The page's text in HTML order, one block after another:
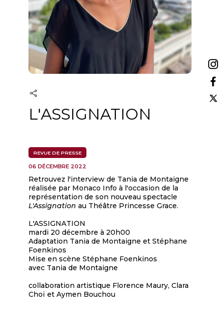
L'ASSIGNATION
REVUE DE PRESSE
06 DÉCEMBRE 2022
Retrouvez l'interview de Tania de Montaigne
réalisée par Monaco Info à l'occasion de la
représentation de son nouveau spectacle
L'Assignation au Théâtre Princesse Grace.
L'ASSIGNATION
mardi 20 décembre à 20h00
Adaptation Tania de Montaigne et Stéphane
Foenkinos
Mise en scène Stéphane Foenkinos
avec Tania de Montaigne
collaboration artistique Florence Maury, Clara
Choï et Aymen Bouchou